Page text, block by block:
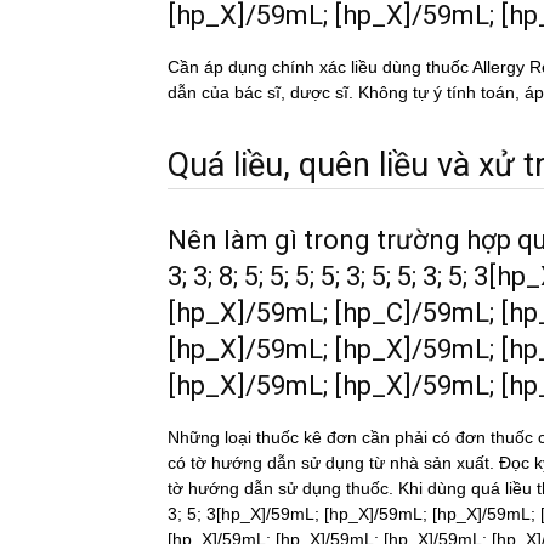
[hp_X]/59mL; [hp_X]/59mL;
Cần áp dụng chính xác liều dùng thuốc Allergy
dẫn của bác sĩ, dược sĩ. Không tự ý tính toán,
Quá liều, quên liều và xử
Nên làm gì trong trường hợp
3; 3; 8; 5; 5; 5; 5; 3; 5; 5; 3; 5;
[hp_X]/59mL; [hp_C]/59mL;
[hp_X]/59mL; [hp_X]/59mL;
[hp_X]/59mL; [hp_X]/59mL;
Những loại thuốc kê đơn cần phải có đơn
có tờ hướng dẫn sử dụng từ nhà sản xuất. Đọc
tờ hướng dẫn sử dụng thuốc. Khi dùng quá liều
3; 5; 3[hp_X]/59mL; [hp_X]/59mL; [hp_X]/
[hp_X]/59mL; [hp_X]/59mL; [hp_X]/59mL;